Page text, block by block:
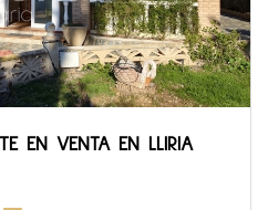
EN VENTA EN LLIRIA